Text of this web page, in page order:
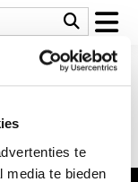
te
media te bieden